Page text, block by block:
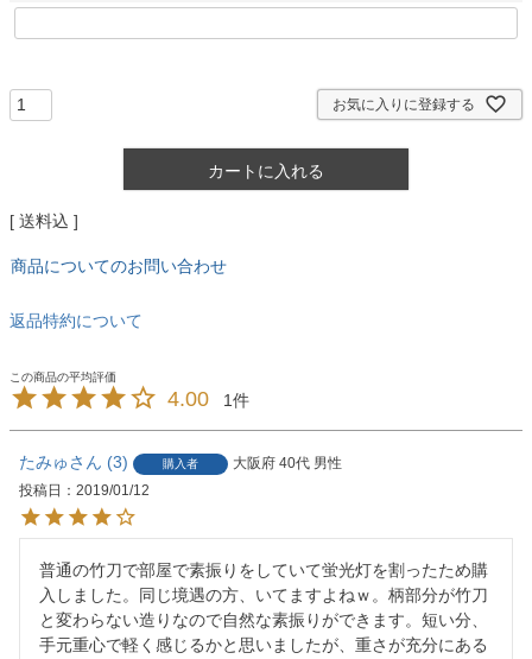
お気に入りに登録する
カートに入れる
送料込
商品についてのお問い合わせ
返品特約について
4.00 1
たみゅ 3 購入者 大阪府 40代 男性
投稿日
2019/01/12
普通の竹刀で部屋で素振りをしていて蛍光灯を割ったため購
入しました。同じ境遇の方、いてますよねｗ。柄部分が竹刀
と変わらない造りなので自然な素振りができます。短い分、
手元重心で軽く感じるかと思いましたが、重さが充分にある